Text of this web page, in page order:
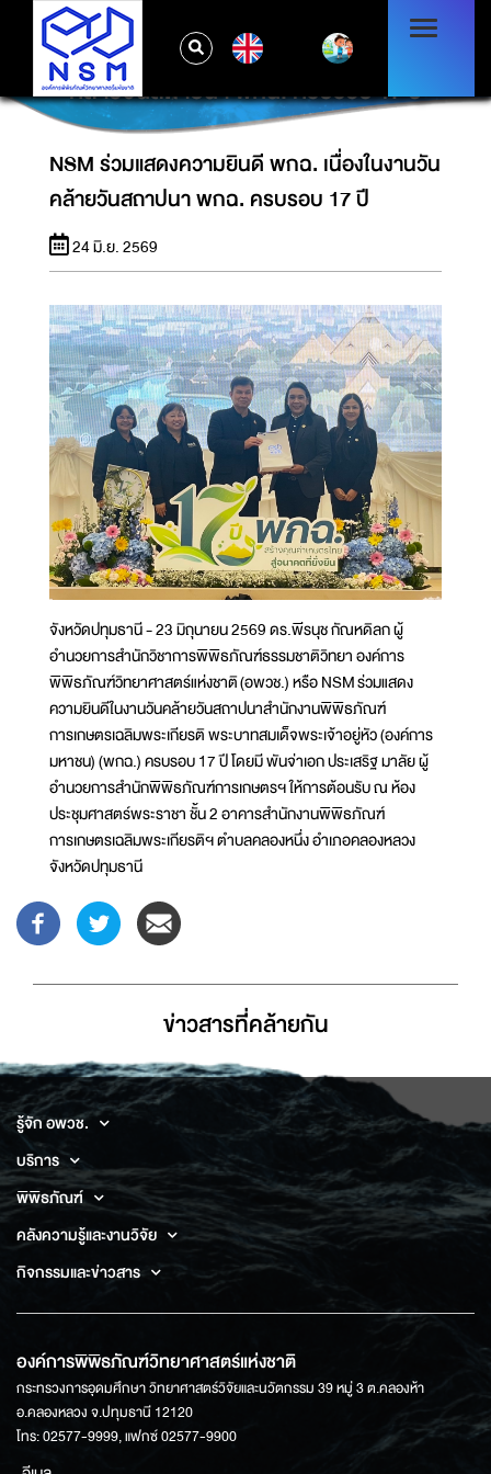
NSM ร่วมแสดงความยินดี พกฉ. เนื่องในงานวัน
คล้ายวันสถาปนา พกฉ. ครบรอบ 17 ปี
NSM ร่วมแสดงความยินดี พกฉ. เนื่องในงานวัน
คล้ายวันสถาปนา พกฉ. ครบรอบ 17 ปี
24 มิ.ย. 2569
จังหวัดปทุมธานี - 23 มิถุนายน 2569 ดร.พีรนุช กัณหดิลก ผู้
อำนวยการสำนักวิชาการพิพิธภัณฑ์ธรรมชาติวิทยา องค์การ
พิพิธภัณฑ์วิทยาศาสตร์แห่งชาติ (อพวช.) หรือ NSM ร่วมแสดง
ความยินดีในงานวันคล้ายวันสถาปนาสำนักงานพิพิธภัณฑ์
การเกษตรเฉลิมพระเกียรติ พระบาทสมเด็จพระเจ้าอยู่หัว (องค์การ
มหาชน) (พกฉ.) ครบรอบ 17 ปี โดยมี พันจ่าเอก ประเสริฐ มาลัย ผู้
อำนวยการสำนักพิพิธภัณฑ์การเกษตรฯ ให้การต้อนรับ ณ ห้อง
ประชุมศาสตร์พระราชา ชั้น 2 อาคารสำนักงานพิพิธภัณฑ์
การเกษตรเฉลิมพระเกียรติฯ ตำบลคลองหนึ่ง อำเภอคลองหลวง
จังหวัดปทุมธานี
ข่าวสารที่่คล้ายกัน
รู้จัก อพวช.
บริการ
พิพิธภัณฑ์
คลังความรู้และงานวิจัย
กิจกรรมและข่าวสาร
องค์การพิพิธภัณฑ์วิทยาศาสตร์แห่งชาติ
กระทรวงการอุดมศึกษา วิทยาศาสตร์วิจัยและนวัตกรรม 39 หมู่ 3 ต.คลองห้า
อ.คลองหลวง จ.ปทุมธานี 12120
โทร: 02577-9999, แฟกซ์ 02577-9900